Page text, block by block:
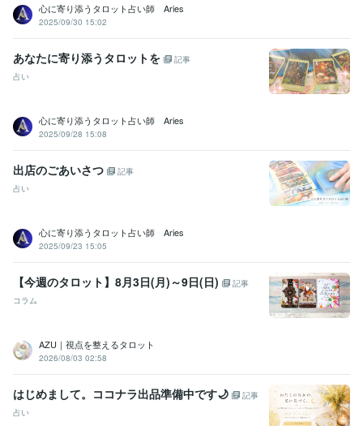
心に寄り添うタロット占い師 Aries
2025/09/30 15:02
あなたに寄り添うタロットを
記事
占い
心に寄り添うタロット占い師 Aries
2025/09/28 15:08
出店のごあいさつ
記事
占い
心に寄り添うタロット占い師 Aries
2025/09/23 15:05
【今週のタロット】8月3日(月)～9日(日)
記事
コラム
AZU｜視点を整えるタロット
2026/08/03 02:58
はじめまして。ココナラ出品準備中です🌙
記事
占い